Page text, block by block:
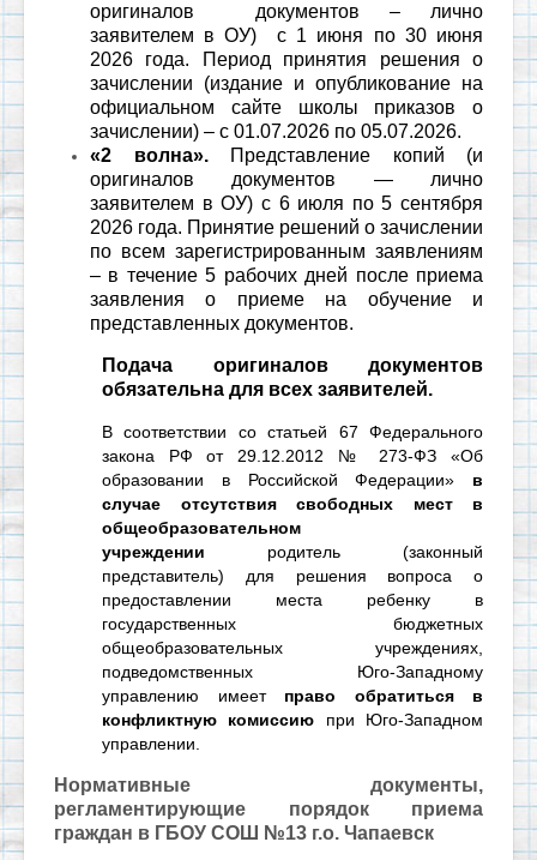
оригиналов документов – лично
заявителем в ОУ) с 1 июня по 30 июня
2026 года. Период принятия решения о
зачислении (издание и опубликование на
официальном сайте школы приказов о
зачислении) – с 01.07.2026 по 05.07.2026.
«2 волна».
Представление копий (и
оригиналов документов — лично
заявителем в ОУ) с 6 июля по 5 сентября
2026 года. Принятие решений о зачислении
по всем зарегистрированным заявлениям
– в течение 5 рабочих дней после приема
заявления о приеме на обучение и
представленных документов.
Подача оригиналов документов
обязательна для всех заявителей.
В соответствии со статьей 67 Федерального
закона РФ от 29.12.2012 № 273-ФЗ «Об
образовании в Российской Федерации» в
случае отсутствия свободных мест в
общеобразовательном
учреждении родитель (законный
представитель) для решения вопроса о
предоставлении места ребенку в
государственных бюджетных
общеобразовательных учреждениях,
подведомственных Юго-Западному
управлению имеет право обратиться в
конфликтную комиссию при Юго-Западном
управлении.
Нормативные документы,
регламентирующие порядок приема
граждан в ГБОУ СОШ №13 г.о. Чапаевск